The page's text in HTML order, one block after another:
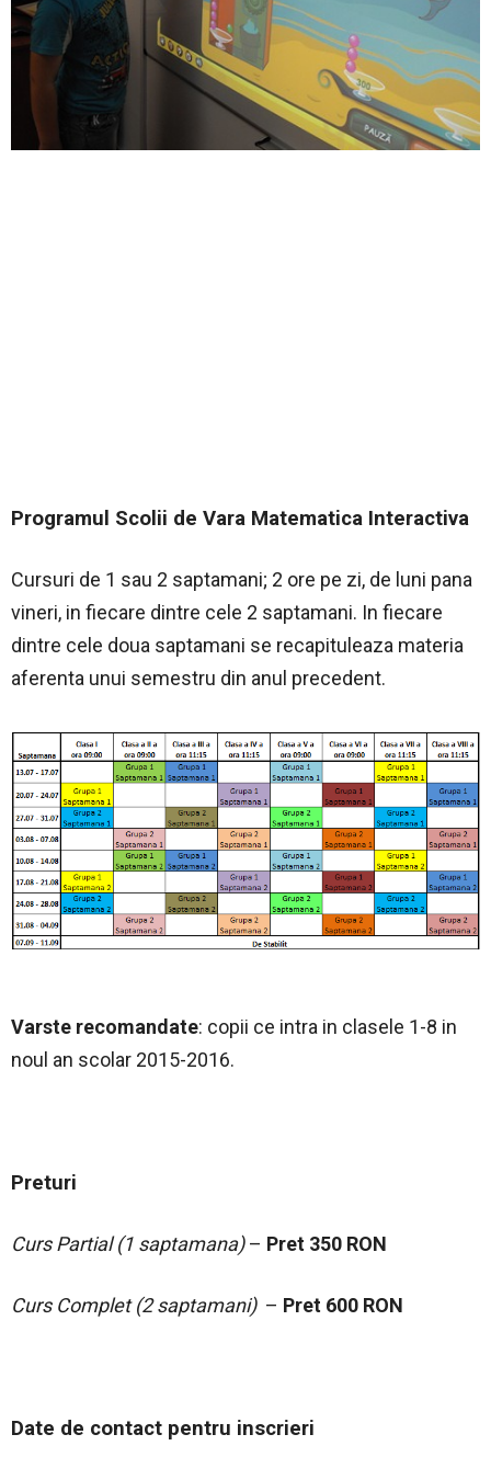
Programul Scolii de Vara Matematica Interactiva
Cursuri de 1 sau 2 saptamani; 2 ore pe zi, de luni pana
vineri, in fiecare dintre cele 2 saptamani. In fiecare
dintre cele doua saptamani se recapituleaza materia
aferenta unui semestru din anul precedent.
Varste recomandate: copii ce intra in clasele 1-8 in
noul an scolar 2015-2016.
Preturi
Curs Partial (1 saptamana)– Pret 350 RON
Curs Complet (2 saptamani)– Pret 600 RON
Date de contact pentru inscrieri